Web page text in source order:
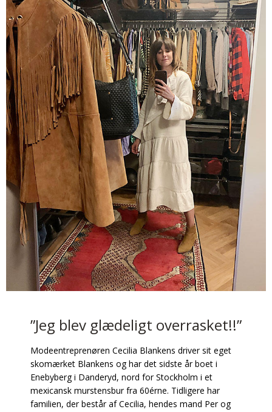
”Jeg blev glædeligt overrasket!!”
Modeentreprenøren Cecilia Blankens driver sit eget
skomærket Blankens og har det sidste år boet i
Enebyberg i Danderyd, nord for Stockholm i et
mexicansk murstensbur fra 60érne. Tidligere har
familien, der består af Cecilia, hendes mand Per og